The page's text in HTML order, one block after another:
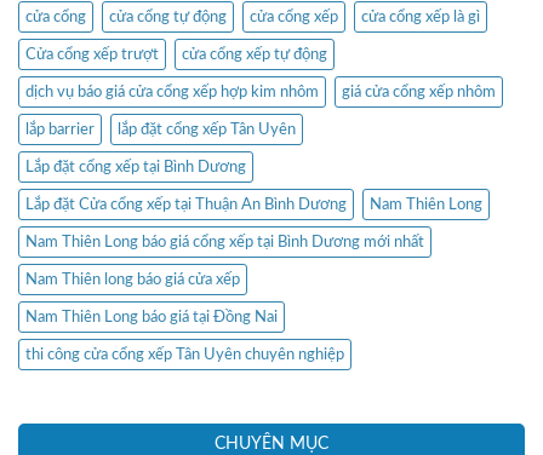
cửa cổng cửa cổng tự động cửa cổng xếp cửa cổng xếp là gì
Cửa cổng xếp trượt cửa cổng xếp tự động
dịch vụ báo giá cửa cổng xếp hợp kim nhôm giá cửa cổng xếp nhôm
lắp barrier lắp đặt cổng xếp Tân Uyên
Lắp đặt cổng xếp tại Bình Dương
Lắp đặt Cửa cổng xếp tại Thuận An Bình Dương Nam Thiên Long
Nam Thiên Long báo giá cổng xếp tại Bình Dương mới nhất
Nam Thiên long báo giá cửa xếp
Nam Thiên Long báo giá tại Đồng Nai
thi công cửa cổng xếp Tân Uyên chuyên nghiệp
CHUYÊN MỤC